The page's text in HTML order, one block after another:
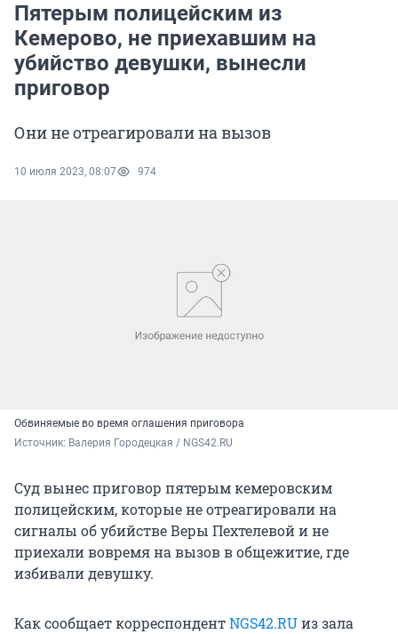
Пятерым полицейским из
Кемерово, не приехавшим на
убийство девушки, вынесли
приговор
Они не отреагировали на вызов
10 июля 2023, 08:07 974
Обвиняемые во время оглашения приговора
Источник: Валерия Городецкая / NGS42.RU
Суд вынес приговор пятерым кемеровским
полицейским, которые не отреагировали на
сигналы об убийстве Веры Пехтелевой и не
приехали вовремя на вызов в общежитие, где
избивали девушку.
Как сообщает корреспондентNGS42.RUиз зала